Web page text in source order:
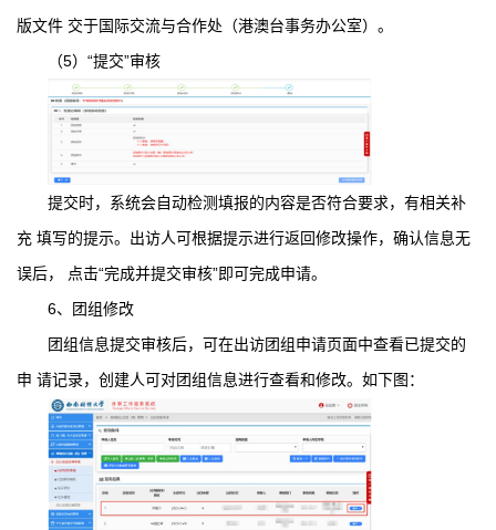
版文件 交于国际交流与合作处（港澳台事务办公室）。
（5）“提交”审核
提交时，系统会自动检测填报的内容是否符合要求，有相关补
充 填写的提示。出访人可根据提示进行返回修改操作，确认信息无
误后， 点击“完成并提交审核”即可完成申请。
6、团组修改
团组信息提交审核后，可在出访团组申请页面中查看已提交的
申 请记录，创建人可对团组信息进行查看和修改。如下图：